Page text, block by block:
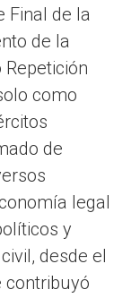
Final de la
de la
Repetición
como
de
legal
y
desde el
contribuyó